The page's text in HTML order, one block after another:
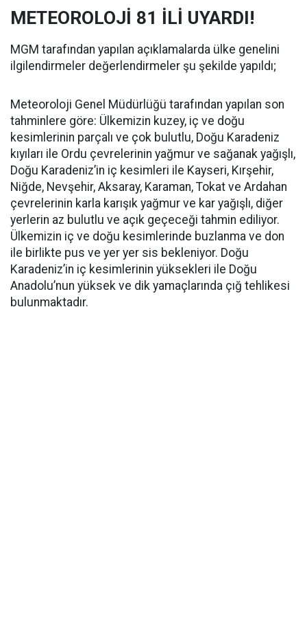
METEOROLOJİ 81 İLİ UYARDI!
MGM tarafından yapılan açıklamalarda ülke genelini
ilgilendirmeler değerlendirmeler şu şekilde yapıldı;
Meteoroloji Genel Müdürlüğü tarafından yapılan son
tahminlere göre: Ülkemizin kuzey, iç ve doğu
kesimlerinin parçalı ve çok bulutlu, Doğu Karadeniz
kıyıları ile Ordu çevrelerinin yağmur ve sağanak yağışlı,
Doğu Karadeniz’in iç kesimleri ile Kayseri, Kırşehir,
Niğde, Nevşehir, Aksaray, Karaman, Tokat ve Ardahan
çevrelerinin karla karışık yağmur ve kar yağışlı, diğer
yerlerin az bulutlu ve açık geçeceği tahmin ediliyor.
Ülkemizin iç ve doğu kesimlerinde buzlanma ve don
ile birlikte pus ve yer yer sis bekleniyor. Doğu
Karadeniz’in iç kesimlerinin yüksekleri ile Doğu
Anadolu’nun yüksek ve dik yamaçlarında çığ tehlikesi
bulunmaktadır.